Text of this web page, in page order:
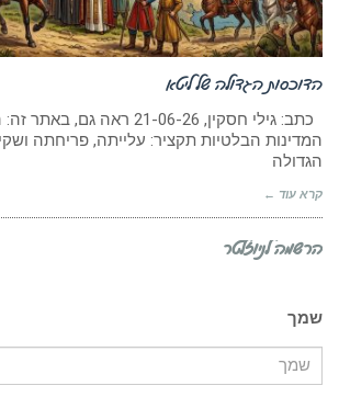
הדוכסות הגדולה של ליטא
כתב: גילי חסקין, 21-06-26 ראה
המדינות הבלטיות תקציר: עלייתה, פריחתה
הגדולה
קרא עוד ←
הרשמה לניוזלטר
שמך